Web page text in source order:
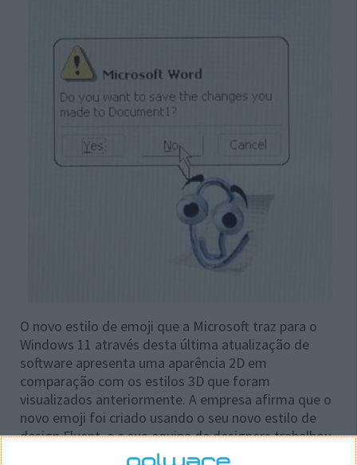
O novo estilo de emoji que a Microsoft traz para o
Windows 11 através desta última atualização de
software apresenta uma aparência 2D em
comparação com os estilos 3D que foram
visualizados anteriormente. A empresa afirma que o
novo emoji foi criado usando o seu novo estilo de
design Fluent, e a sua equipa de designers trabalhou
para tornar o emoji escalonável.